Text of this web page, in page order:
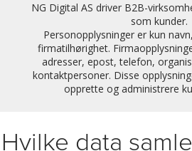
NG Digital AS driver B2B-
som kunder.
Personopplysninger er kun
firmatilhørighet.
adresser, epost, telefon,
kontaktpersoner. Disse
opprette og administrere
Hvilke data